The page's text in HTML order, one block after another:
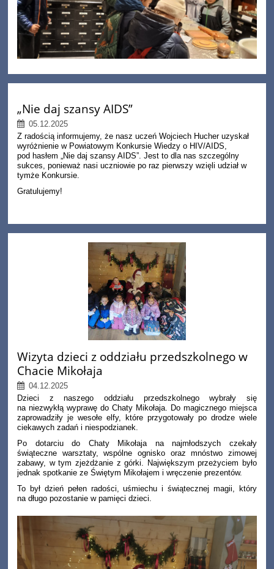
„Nie daj szansy AIDS”
05.12.2025
Z radością informujemy, że nasz uczeń Wojciech Hucheruzyskał
wyróżnienie w Powiatowym Konkursie Wiedzy o HIV/AIDS,
pod hasłem „Nie daj szansy AIDS”. Jest to dla nas szczególny
sukces, ponieważ nasi uczniowie po raz pierwszy wzięli udział w
tymże Konkursie.
Gratulujemy!
Wizyta dzieci z oddziału przedszkolnego w
Chacie Mikołaja
04.12.2025
Dzieci z naszego oddziału przedszkolnego wybrały się
na niezwykłą wyprawę do Chaty Mikołaja. Do magicznego miejsca
zaprowadziły je wesołe elfy, które przygotowały po drodze wiele
ciekawych zadań i niespodzianek.
Po dotarciu do Chaty Mikołaja na najmłodszych czekały
świąteczne warsztaty, wspólne ognisko oraz mnóstwo zimowej
zabawy, w tym zjeżdżanie z górki. Największym przeżyciem było
jednak spotkanie ze Świętym Mikołajem i wręczenie prezentów.
To był dzień pełen radości, uśmiechu i świątecznej magii, który
na długo pozostanie w pamięci dzieci.